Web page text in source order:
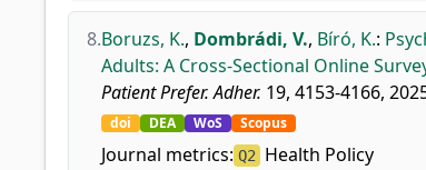
8.Boruzs, K., Dombrádi, V., Bíró, K.:
Adults: A Cross-Sectional Online
Patient Prefer. Adher. 19, 4153-4166,
doi DEA WoS Scopus
Journal metrics: Q2 Health Policy